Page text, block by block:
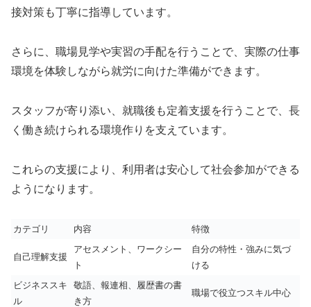
接対策も丁寧に指導しています。
さらに、職場見学や実習の手配を行うことで、実際の仕事
環境を体験しながら就労に向けた準備ができます。
スタッフが寄り添い、就職後も定着支援を行うことで、長
く働き続けられる環境作りを支えています。
これらの支援により、利用者は安心して社会参加ができる
ようになります。
カテゴリ 内容 特徴
自己理解支援
アセスメント、ワークシー
ト
自分の特性・強みに気づ
ける
ビジネススキ
ル
敬語、報連相、履歴書の書
き方
職場で役立つスキル中心